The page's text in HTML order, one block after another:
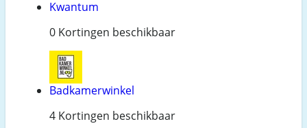
Kwantum
0 Kortingen beschikbaar
Badkamerwinkel
4 Kortingen beschikbaar